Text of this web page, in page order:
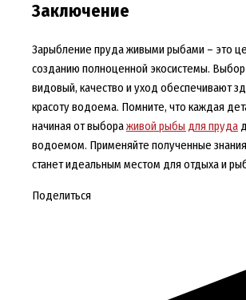
Заключение
Зарыбление пруда живыми рыбами – это
созданию полноценной экосистемы.
видовый, качество и уход обеспечивают
красоту водоема. Помните, что каждая
начиная от выбораживой рыбы для пруда
водоемом. Применяйте полученные
станет идеальным местом для отдыха и
Поделиться